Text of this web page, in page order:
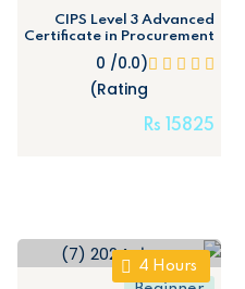
CIPS Level 3 Advanced
Certificate in Procurement
and Supply Chain
Operations
(0.0/ 0
Rating)
15825
Rs
4 Hours